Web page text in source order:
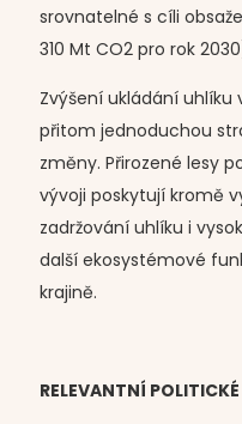
srovnatelné s cíli
310 Mt CO2 pro rok
Zvýšení ukládání
přitom jednoduchou
změny. Přirozené lesy
vývoji poskytují kromě
zadržování uhlíku i
další ekosystémové
krajině.
RELEVANTNÍ